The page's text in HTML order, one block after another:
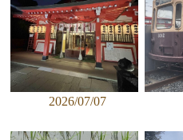
2026/07/07